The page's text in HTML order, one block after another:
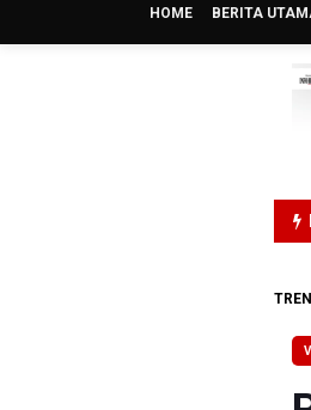
HOME BERITA